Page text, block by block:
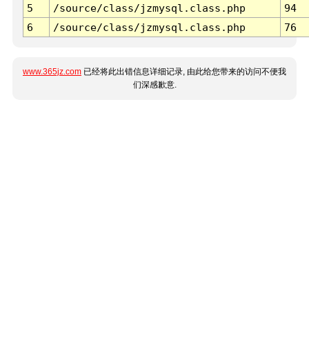
5
/source/class/jzmysql.class.php
94
6
/source/class/jzmysql.class.php 76
www.365jz.com 已经将此出错信息详细记录, 由此给您带来的访问不便我
们深感歉意.